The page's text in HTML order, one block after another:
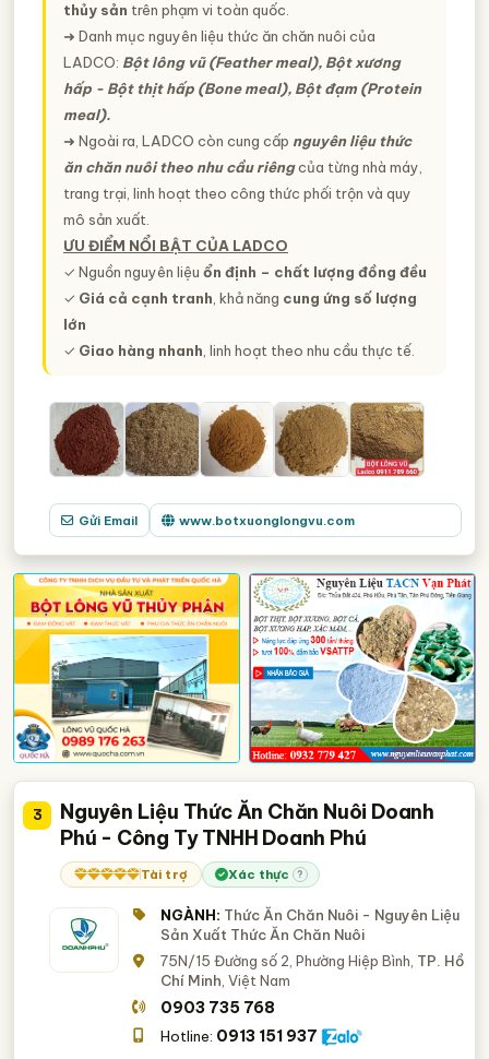
thủy sản trên phạm vi toàn quốc.
➜ Danh mục nguyên liệu thức ăn chăn nuôi của
LADCO: Bột lông vũ (Feather meal), Bột xương
hấp - Bột thịt hấp (Bone meal), Bột đạm (Protein
meal).
➜ Ngoài ra, LADCO còn cung cấp nguyên liệu thức
ăn chăn nuôi theo nhu cầu riêngcủa từng nhà máy,
trang trại, linh hoạt theo công thức phối trộn và quy
mô sản xuất.
ƯU ĐIỂM NỔI BẬT CỦA LADCO
✓ Nguồn nguyên liệu ổn định – chất lượng đồng đều
✓ Giá cả cạnh tranh, khả năng cung ứng số lượng
lớn
✓ Giao hàng nhanh, linh hoạt theo nhu cầu thực tế.
Gửi Email www.botxuonglongvu.com
3
Nguyên Liệu Thức Ăn Chăn Nuôi Doanh
Phú - Công Ty TNHH Doanh Phú
Tài trợ Xác thực ?
NGÀNH: Thức Ăn Chăn Nuôi - Nguyên Liệu
Sản Xuất Thức Ăn Chăn Nuôi
75N/15 Đường số 2, Phường Hiệp Bình, TP. Hồ
Chí Minh , Việt Nam
0903 735 768
Hotline: 0913 151 937